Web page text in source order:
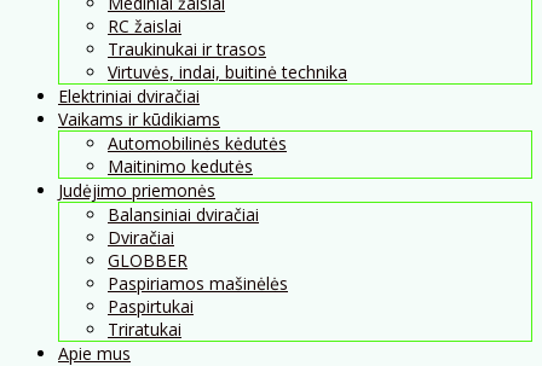
RC žaislai
Traukinukai ir trasos
Virtuvės, indai, buitinė technika
Elektriniai dviračiai
Vaikams ir kūdikiams
Automobilinės kėdutės
Maitinimo kedutės
Judėjimo priemonės
Balansiniai dviračiai
Dviračiai
GLOBBER
Paspiriamos mašinėlės
Paspirtukai
Triratukai
Apie mus